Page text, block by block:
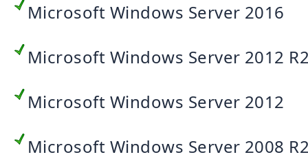
Microsoft Windows Server 2016
Microsoft Windows Server 2012
Microsoft Windows Server 2012
Microsoft Windows Server 2008